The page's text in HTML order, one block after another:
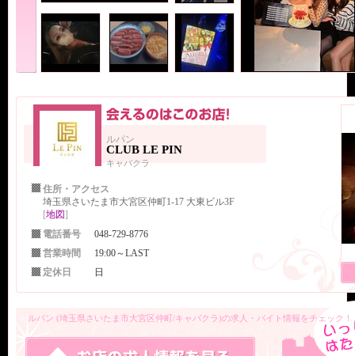
ルパン
CLUB LE PIN
キャバクラ
住所・アクセス
埼玉県さいたま市大宮区仲町1-17 大東ビル3F
[地図]
電話番号
048-729-8776
営業時間
19:00～LAST
定休日
日
ルパン (埼玉県さいたま市大宮区仲町/キャバクラ)の求人・バイト情報をチェック！